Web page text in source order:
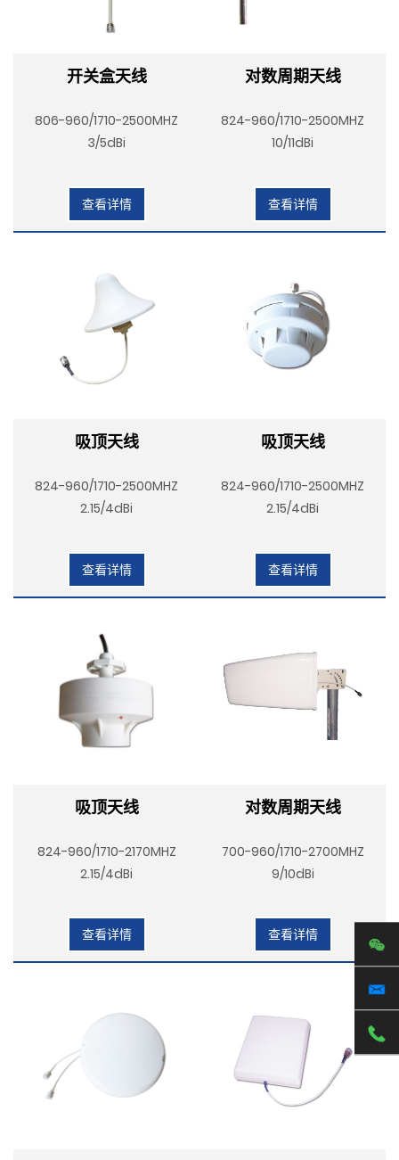
开关盒天线
806-960/1710-2500MHZ
3/5dBi
查看详情
对数周期天线
824-960/1710-2500MHZ
10/11dBi
查看详情
吸顶天线
824-960/1710-2500MHZ
2.15/4dBi
查看详情
吸顶天线
824-960/1710-2500MHZ
2.15/4dBi
查看详情
吸顶天线
824-960/1710-2170MHZ
2.15/4dBi
查看详情
对数周期天线
700-960/1710-2700MHZ
9/10dBi
查看详情